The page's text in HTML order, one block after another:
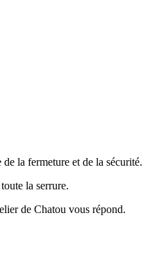
la fermeture et de la sécurité.
la serrure.
de Chatou vous répond.